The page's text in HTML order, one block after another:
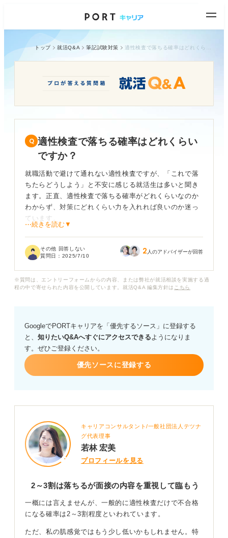
トップ 就活Q&A 筆記試験対策
適性検査で落ちる確率はどれくらい
ですか？
就職活動で避けて通れない適性検査ですが、「これで落
ちたらどうしよう」と不安に感じる就活生は多いと聞き
ます。正直、適性検査で落ちる確率がどれくらいなのか
わからず、対策にどれくらい力を入れれば良いのか迷っ
ています。
したが、平均的にどれくらいの学生が適性検査で不合格
か？
重要性や、効果的な対策方法について、具体的なアドバ
イスをお願いします。
⋯続きを読む▼
その他 回答しない
質問日： 2025/7/10 2 人のアドバイザーが回答
※質問は、エントリーフォームからの内容、または弊社が就活相談を実施する過
程の中で寄せられた内容を公開しています。就活Q&A 編集方針は こちら
GoogleでPORTキャリアを「優先するソース」に登録する
と、 知りたいQ&Aへすぐにアクセスできるようになりま
す。ぜひご登録ください。
優先ソースに登録する
キャリアコンサルタント/一般社団法人テツナ
グ代表理事
若林 宏美
プロフィールを見る
2～3割は落ちるが面接の内容を重視して臨もう
一概には言えませんが、一般的に適性検査だけで不合格
になる確率は2～3割程度といわれています。
ただ、私の肌感覚ではもう少し低いかもしれません。特